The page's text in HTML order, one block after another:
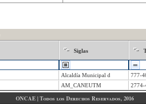
Siglas
Alcaldía Municipal d 777-
AM_CANEUTM 2774-
ONCAE | Todos los Derechos Reservados, 2016